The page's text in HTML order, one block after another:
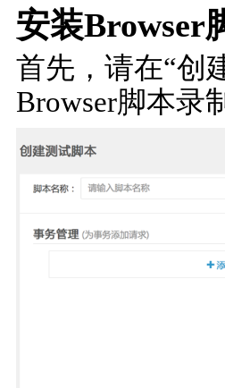
安装Browser
首先，请在“创
Browser脚本录